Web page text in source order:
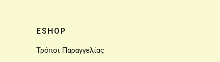
ESHOP
Τρόποι Παραγγελίας